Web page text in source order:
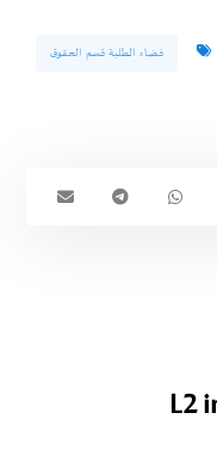
فضاء الطلبة قسم الحقوق
L2